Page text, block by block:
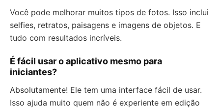
Você pode melhorar muitos tipos de fotos. Isso inclui
selfies, retratos, paisagens e imagens de objetos. E
tudo com resultados incríveis.
É fácil usar o aplicativo mesmo para
iniciantes?
Absolutamente! Ele tem uma interface fácil de usar.
Isso ajuda muito quem não é experiente em edição